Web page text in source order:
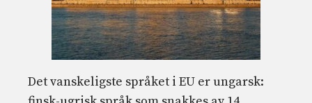
Det vanskeligste språket i EU er ungarsk: